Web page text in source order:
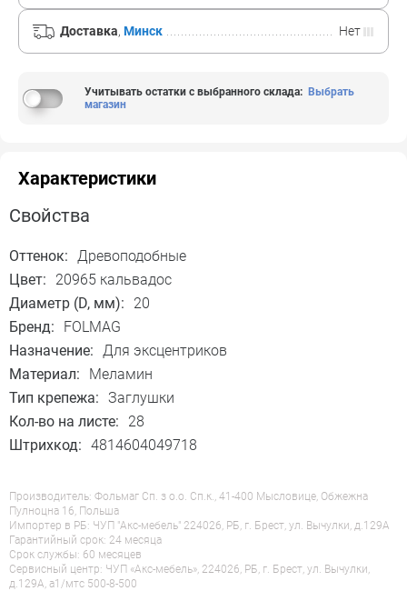
Доставка, Минск Нет
Учитывать остатки с выбранного склада: Выбрать
магазин
Характеристики
Свойства
Оттенок: Древоподобные
Цвет:
20965 кальвадос
Диаметр (D, мм):
20
Бренд:
FOLMAG
Назначение: Для эксцентриков
Материал:
Меламин
Тип крепежа: Заглушки
Кол-во на листе:
28
Штрихкод: 4814604049718
Производитель: Фольмаг Сп. з о.о. Сп.к., 41-400 Мысловице, Обжежна
Пулноцна 16, Польша
Импортер в РБ: ЧУП "Акс-мебель" 224026, РБ, г. Брест, ул. Вычулки, д.129А
Гарантийный срок: 24 месяца
Срок службы: 60 месяцев
Сервисный центр: ЧУП «Акс-мебель», 224026, РБ, г. Брест, ул. Вычулки,
д.129А, a1/мтс 500-8-500